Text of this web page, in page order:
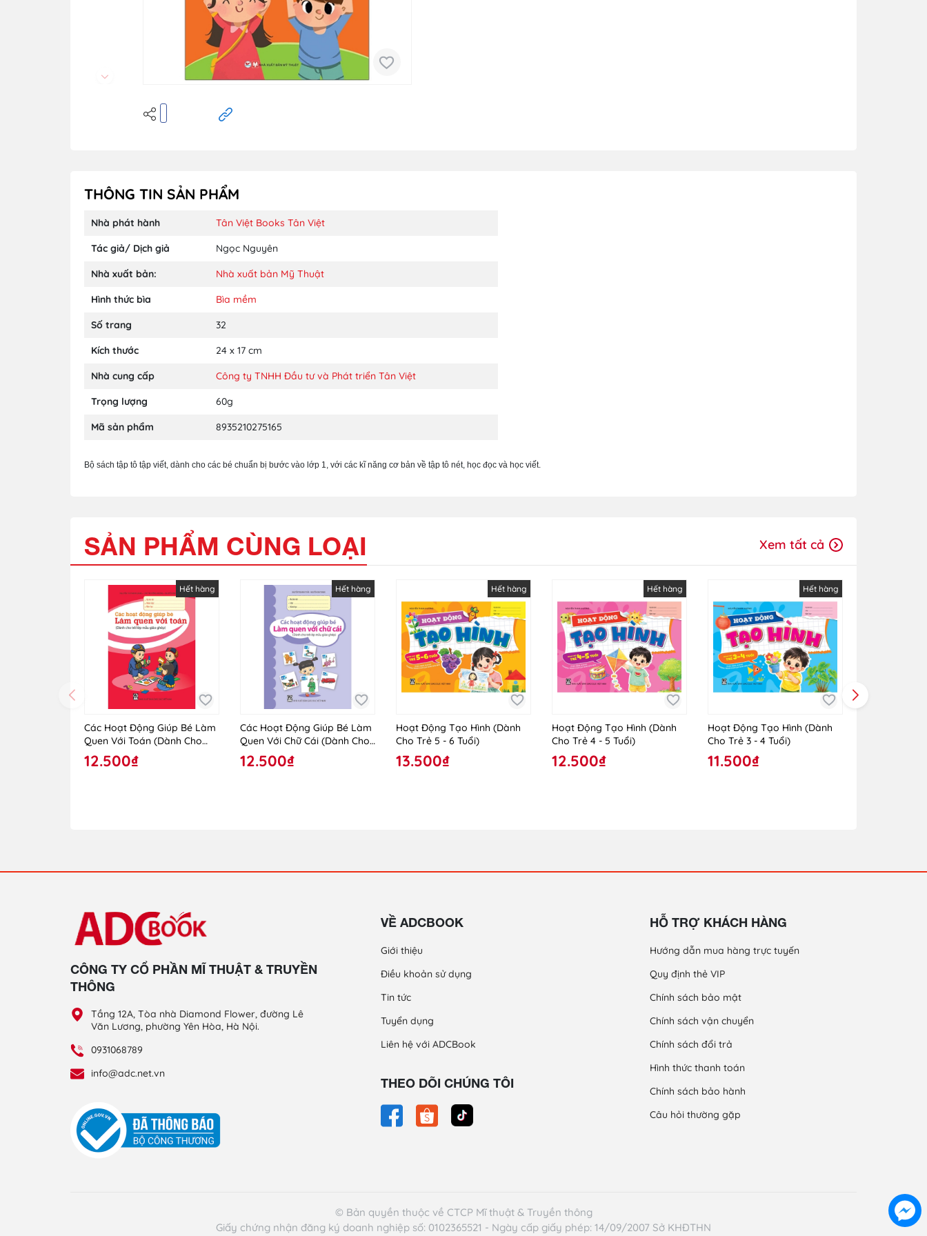
THÔNG TIN SẢN PHẨM
Nhà phát hành Tân Việt Books Tân Việt
Tác giả/ Dịch giả Ngọc Nguyên
Nhà xuất bản: Nhà xuất bản Mỹ Thuật
Hình thức bìa Bìa mềm
Số trang 32
Kích thước 24 x 17 cm
Nhà cung cấp Công ty TNHH Đầu tư và Phát triển Tân Việt
Trọng lượng 60g
Mã sản phẩm 8935210275165
Bộ sách tập tô tập viết, dành cho các bé chuẩn bị bước vào lớp 1, với các kĩ năng cơ bản về tập tô nét, học đọc và học viết.
SẢN PHẨM CÙNG LOẠI Xem tất cả
Hết hàng
Các Hoạt Động Giúp Bé Làm
Quen Với Toán (Dành Cho
Trẻ Lớp Mẫu Giáo Ghép)
12.500₫
Hết hàng
Các Hoạt Động Giúp Bé Làm
Quen Với Chữ Cái (Dành Cho
Trẻ Lớp Mẫu Giáo Ghép)
12.500₫
Hết hàng
Hoạt Động Tạo Hình (Dành
Cho Trẻ 5 - 6 Tuổi)
13.500₫
Hết hàng
Hoạt Động Tạo Hình (Dành
Cho Trẻ 4 - 5 Tuổi)
12.500₫
Hết hàng
Hoạt Động Tạo Hình (Dành
Cho Trẻ 3 - 4 Tuổi)
11.500₫
CÔNG TY CỔ PHẦN MĨ THUẬT & TRUYỀN
THÔNG
Tầng 12A, Tòa nhà Diamond Flower, đường Lê
Văn Lương, phường Yên Hòa, Hà Nội.
0931068789
info@adc.net.vn
VỀ ADCBOOK
Giới thiệu
Điều khoản sử dụng
Tin tức
Tuyển dụng
Liên hệ với ADCBook
THEO DÕI CHÚNG TÔI
HỖ TRỢ KHÁCH HÀNG
Hướng dẫn mua hàng trực tuyến
Quy định thẻ VIP
Chính sách bảo mật
Chính sách vận chuyển
Chính sách đổi trả
Hình thức thanh toán
Chính sách bảo hành
Câu hỏi thường gặp
© Bản quyền thuộc về CTCP Mĩ thuật & Truyền thông
Giấy chứng nhận đăng ký doanh nghiệp số: 0102365521 - Ngày cấp giấy phép: 14/09/2007 Sở KHĐTHN